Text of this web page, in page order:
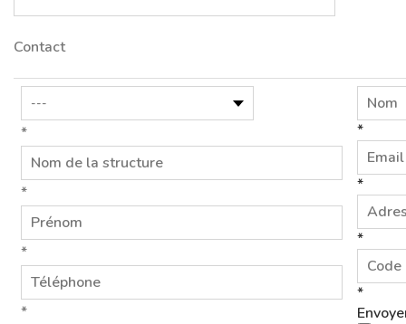
Contact
*
*
*
*
*
*
*
*